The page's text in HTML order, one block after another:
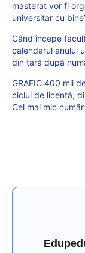
masterat vor fi
universitar cu
Când începe
calendarul anului
din țară după
GRAFIC 400 mii
ciclul de licență,
Cel mai mic